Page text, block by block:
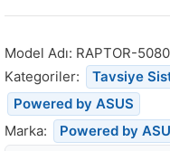
Model Adı: RAPTOR-5080
Kategoriler:
Tavsiye
Powered by ASUS
Marka:
Powered by